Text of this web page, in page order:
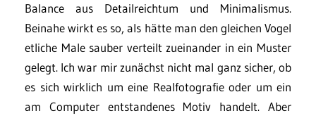
Balance aus Detailreichtum und Minimalismus.
Beinahe wirkt es so, als hätte man den gleichen Vogel
etliche Male sauber verteilt zueinander in ein Muster
gelegt. Ich war mir zunächst nicht mal ganz sicher, ob
es sich wirklich um eine Realfotografie oder um ein
am Computer entstandenes Motiv handelt. Aber